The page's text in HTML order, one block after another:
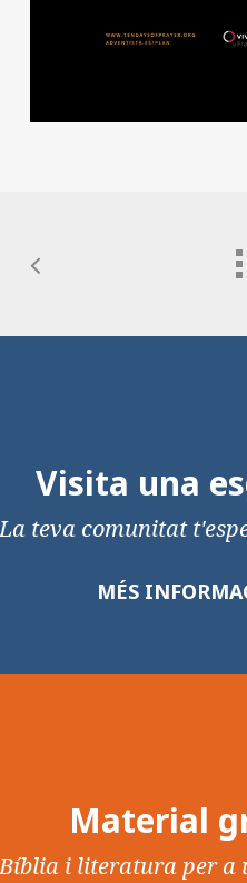
Visita una
La teva comunitat
MÉS
Material
Bíblia i literatura per a